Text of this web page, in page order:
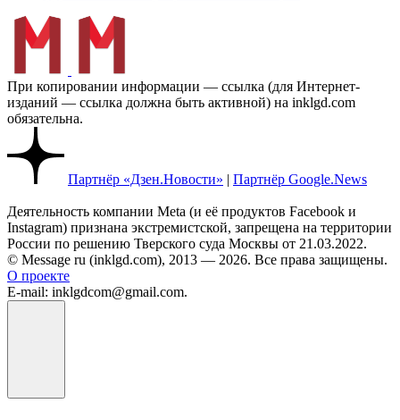
При копировании информации — ссылка (для Интернет-
изданий — ссылка должна быть активной) на inklgd.com
обязательна.
Партнёр «Дзен.Новости» | Партнёр Google.News
Деятельность компании Meta (и её продуктов Facebook и
Instagram) признана экстремистской, запрещена на территории
России по решению Тверского суда Москвы от 21.03.2022.
© Message ru (inklgd.com), 2013 — 2026. Все права защищены.
О проекте
E-mail: inklgdcom@gmail.com.